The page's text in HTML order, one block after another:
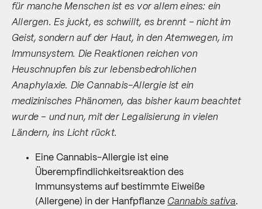
für manche Menschen ist es vor allem eines: ein
Allergen. Es juckt, es schwillt, es brennt – nicht im
Geist, sondern auf der Haut, in den Atemwegen, im
Immunsystem. Die Reaktionen reichen von
Heuschnupfen bis zur lebensbedrohlichen
Anaphylaxie. Die Cannabis-Allergie ist ein
medizinisches Phänomen, das bisher kaum beachtet
wurde – und nun, mit der Legalisierung in vielen
Ländern, ins Licht rückt.
Eine Cannabis-Allergie ist eine
Überempfindlichkeitsreaktion des
Immunsystems auf bestimmte Eiweiße
(Allergene) in der Hanfpflanze Cannabis sativa.